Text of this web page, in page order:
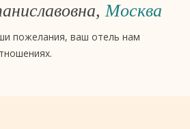
Москва
пожелания, ваш отель нам